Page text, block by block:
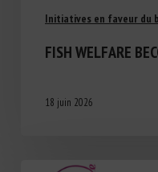
Initiatives en faveur du
FISH WELFARE
18 juin 2026